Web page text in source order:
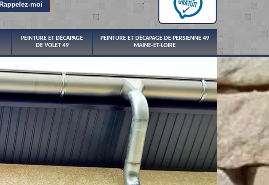
PEINTURE ET DÉCAPAGE
DE VOLET 49
PEINTURE ET DÉCAPAGE DE PERSIENNE 49
MAINE-ET-LOIRE